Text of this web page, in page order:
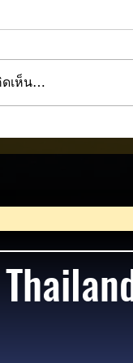
EV เผยภาพทีเ
ดเห็น…